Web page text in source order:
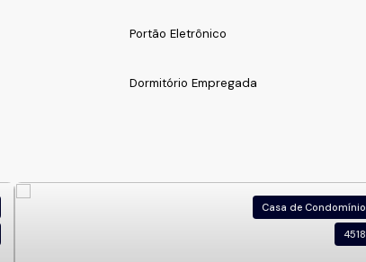
sua visita.
Portão Eletrônico
Dormitório Empregada
Casa de Condomínio
4518